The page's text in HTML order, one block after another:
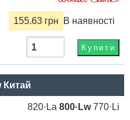
155.63 грн В наявності
Китай
820·La800·Lw770·Li